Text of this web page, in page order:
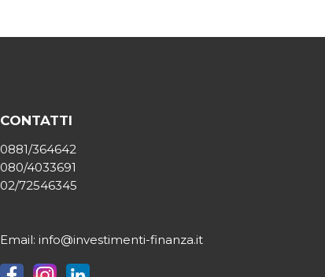
CONTATTI
0881/364642
080/4033691
02/72546345
Email: info@investimenti-finanza.it